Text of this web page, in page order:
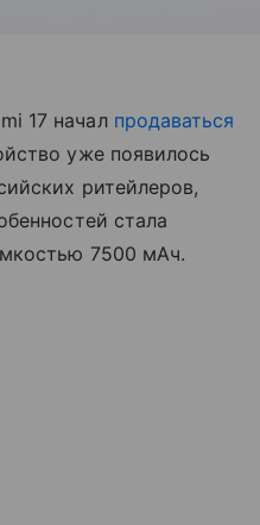
17 начал продаваться
уже появилось
ритейлеров,
стала
7500 мАч.